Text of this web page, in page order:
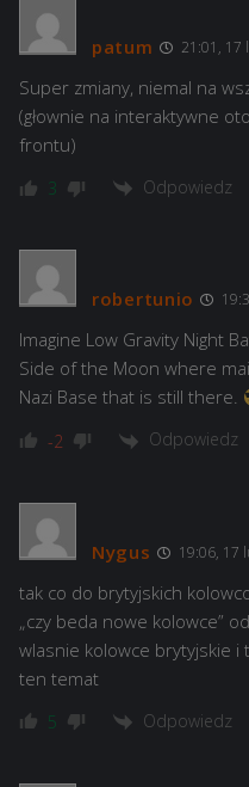
patum 21:01, 17
Super zmiany, niemal na
(głownie na interaktywne
frontu)
3 Odpowiedz
robertunio
Imagine Low Gravity Night
Side of the Moon where
Nazi Base that is still there.
-2 Odpowiedz
Nygus 19:06, 17
tak co do brytyjskich
„czy beda nowe kolowce”
wlasnie kolowce brytyjskie
ten temat
5 Odpowiedz